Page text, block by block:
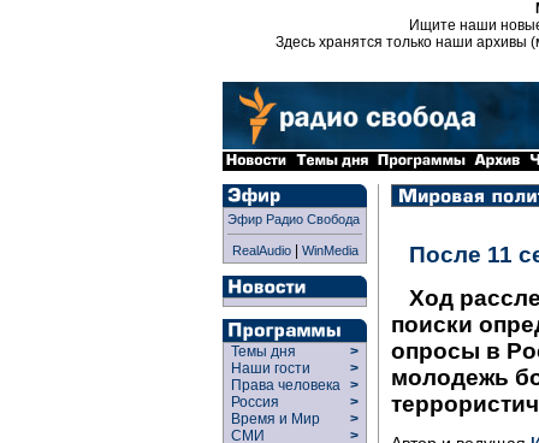
Ищите наши
Здесь хранятся только наши архивы
Эфир Радио Свобода
RealAudio| WinMedia
Темы дня
>
Наши гости
>
Права человека >
Россия
>
Время и Мир
>
СМИ
>
После 11
Ход
поиски
опросы в
молодежь